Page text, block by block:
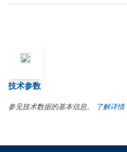
技术参数
参见技术数据的基本信息。 了解详情